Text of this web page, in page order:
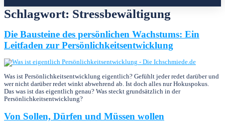
Schlagwort: Stressbewältigung
Die Bausteine des persönlichen Wachstums: Ein
Leitfaden zur Persönlichkeitsentwicklung
Was ist Persönlichkeitsentwicklung eigentlich? Gefühlt jeder redet darüber und
wer nicht darüber redet winkt abwehrend ab. Ist doch alles nur Hokuspokus.
Das was ist das eigentlich genau? Was steckt grundsätzlich in der
Persönlichkeitsentwicklung?
Von Sollen, Dürfen und Müssen wollen